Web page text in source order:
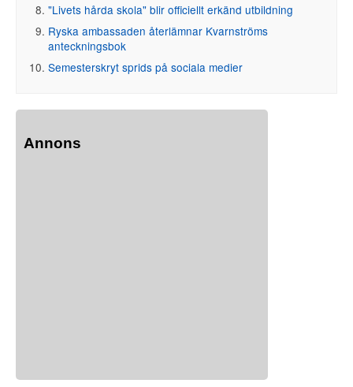
"Livets hårda skola" blir officiellt erkänd utbildning
Ryska ambassaden återlämnar Kvarnströms
anteckningsbok
Semesterskryt sprids på sociala medier
Annons